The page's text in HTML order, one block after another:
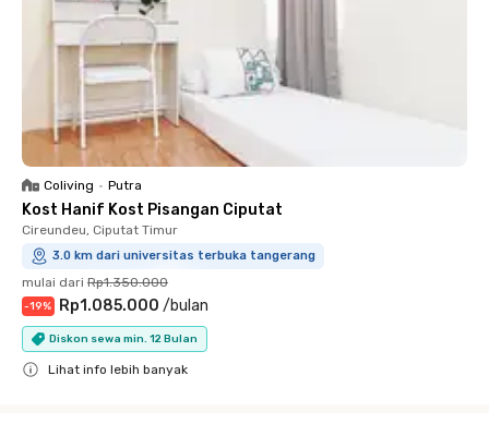
Coliving • Putra
Kost Hanif Kost Pisangan Ciputat
Cireundeu, Ciputat Timur
3.0 km dari universitas terbuka tangerang
mulai dari Rp1.350.000
-19% Rp1.085.000 /bulan
Diskon sewa min. 12 Bulan
Lihat info lebih banyak